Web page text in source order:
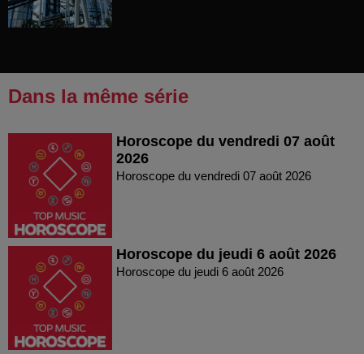
Dans la même série
Horoscope du vendredi 07 août
2026
Horoscope du vendredi 07 août 2026
Horoscope du jeudi 6 août 2026
Horoscope du jeudi 6 août 2026